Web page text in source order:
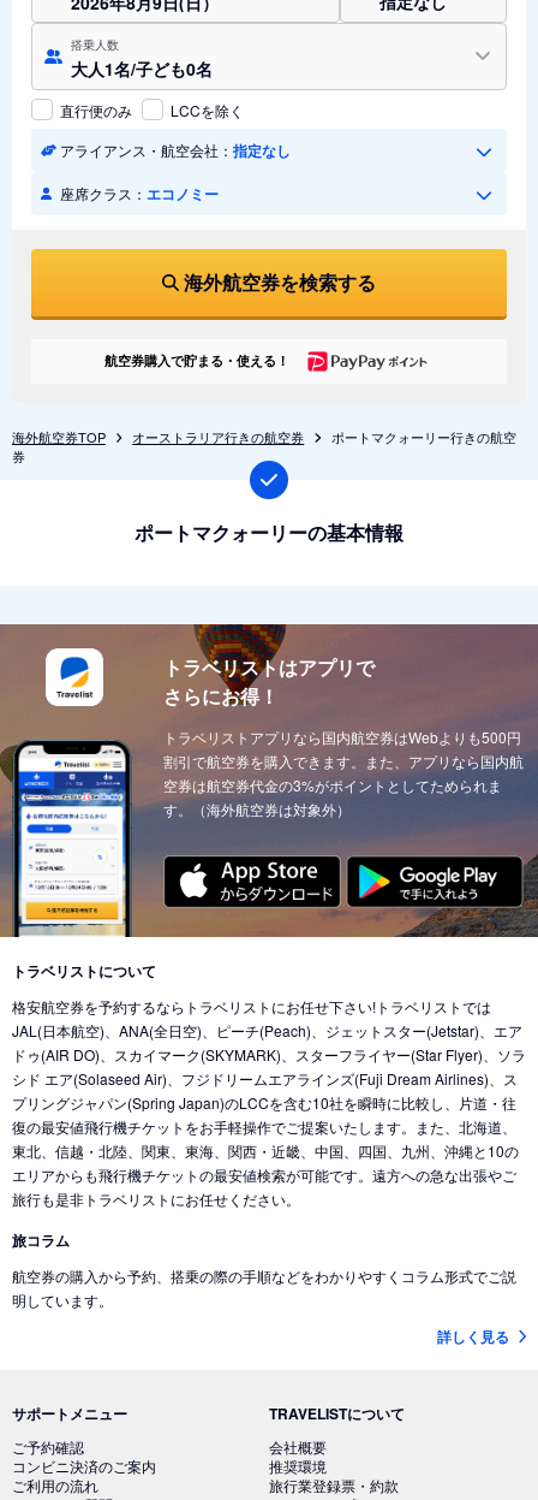
搭乗人数
大人1名/子ども0名
直行便のみ
LCCを除く
アライアンス・航空会社： 指定なし
座席クラス： エコノミー
海外航空券を検索する
航空券購入で貯まる・使える！
海外航空券TOP オーストラリア行きの航空券
ポートマクォーリー行きの航空
券
ポートマクォーリーの基本情報
トラベリストはアプリで
さらにお得！
トラベリストアプリなら国内航空券はWebよりも500円
割引で航空券を購入できます。また、アプリなら国内航
空券は航空券代金の3%がポイントとしてためられま
す。（海外航空券は対象外）
トラベリストについて
格安航空券を予約するならトラベリストにお任せ下さい!トラベリストでは
JAL(日本航空)、ANA(全日空)、ピーチ(Peach)、ジェットスター(Jetstar)、エア
ドゥ(AIR DO)、スカイマーク(SKYMARK)、スターフライヤー(Star Flyer)、ソラ
シド エア(Solaseed Air)、フジドリームエアラインズ(Fuji Dream Airlines)、ス
プリングジャパン(Spring Japan)のLCCを含む10社を瞬時に比較し、片道・往
復の最安値飛行機チケットをお手軽操作でご提案いたします。また、北海道、
東北、信越・北陸、関東、東海、関西・近畿、中国、四国、九州、沖縄と10の
エリアからも飛行機チケットの最安値検索が可能です。遠方への急な出張やご
旅行も是非トラベリストにお任せください。
旅コラム
航空券の購入から予約、搭乗の際の手順などをわかりやすくコラム形式でご説
明しています。
詳しく見る
サポートメニュー
ご予約確認
コンビニ決済のご案内
ご利用の流れ
TRAVELISTについて
会社概要
推奨環境
旅行業登録票・約款